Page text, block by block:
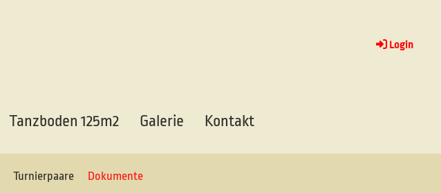
Login
Tanzboden 125m2 Galerie Kontakt
Turnierpaare Dokumente